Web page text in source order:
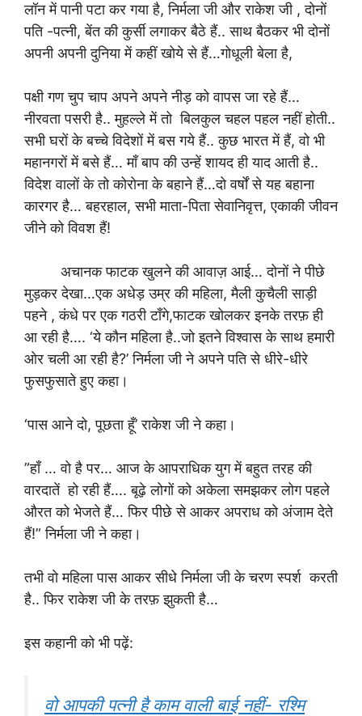
लॉन में पानी पटा कर गया है, निर्मला जी और राकेश जी , दोनों
पति -पत्नी, बेंत की कुर्सी लगाकर बैठे हैं.. साथ बैठकर भी दोनों
अपनी अपनी दुनिया में कहीं खोये से हैं…गोधूली बेला है,
पक्षी गण चुप चाप अपने अपने नीड़ को वापस जा रहे हैं…
नीरवता पसरी है.. मुहल्ले में तो बिलकुल चहल पहल नहीं होती..
सभी घरों के बच्चे विदेशों में बस गये हैं.. कुछ भारत में हैं, वो भी
महानगरों में बसे हैं… माँ बाप की उन्हें शायद ही याद आती है..
विदेश वालों के तो कोरोना के बहाने हैं…दो वर्षों से यह बहाना
कारगर है… बहरहाल, सभी माता-पिता सेवानिवृत्त, एकाकी जीवन
जीने को विवश हैं!
अचानक फाटक खुलने की आवाज़ आई… दोनों ने पीछे
मुड़कर देखा…एक अधेड़ उम्र की महिला, मैली कुचैली साड़ी
पहने , कंधे पर एक गठरी टाँगे,फाटक खोलकर इनके तरफ़ ही
आ रही है…. ‘ये कौन महिला है..जो इतने विश्वास के साथ हमारी
ओर चली आ रही है?’ निर्मला जी ने अपने पति से धीरे-धीरे
फुसफुसाते हुए कहा।
‘पास आने दो, पूछता हूँ’ राकेश जी ने कहा।
”हाँ … वो है पर… आज के आपराधिक युग में बहुत तरह की
वारदातें हो रही हैं…. बूढ़े लोगों को अकेला समझकर लोग पहले
औरत को भेजते हैं… फिर पीछे से आकर अपराध को अंजाम देते
हैं!” निर्मला जी ने कहा।
तभी वो महिला पास आकर सीधे निर्मला जी के चरण स्पर्श करती
है.. फिर राकेश जी के तरफ़ झुकती है…
इस कहानी को भी पढ़ें:
वो आपकी पत्नी है काम वाली बाई नहीं- रश्मि